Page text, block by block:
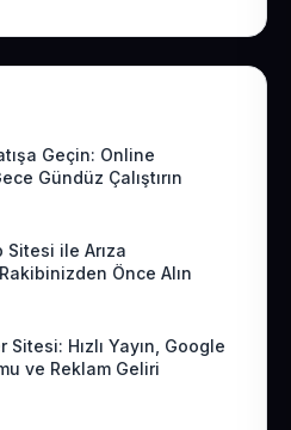
Geçin: Online
Gündüz Çalıştırın
Sitesi ile Arıza
Önce Alın
Sitesi: Hızlı Yayın, Google
ve Reklam Geliri